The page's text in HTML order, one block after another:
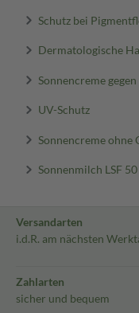
Schutz bei
Dermatologische
Sonnencreme
UV-Schutz
Sonnencreme ohne
Sonnenmilch LSF 50
Versandarten
i.d.R. am nächsten
Zahlarten
sicher und bequem